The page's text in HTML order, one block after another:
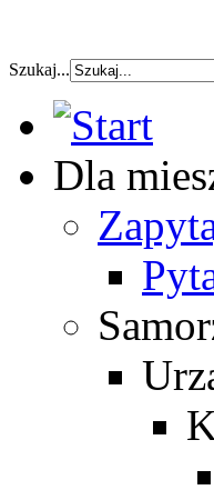
szybka
Szukaj...
Dla